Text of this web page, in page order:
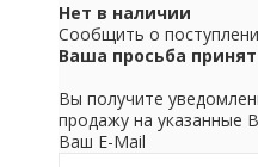
Нет в наличии
Сообщить о
Ваша просьба
Вы получите
продажу на указанные
Ваш E-Mail